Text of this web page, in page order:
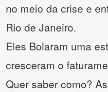
no meio da crise e
Rio de Janeiro.
Eles Bolaram uma
cresceram o
Quer saber como?